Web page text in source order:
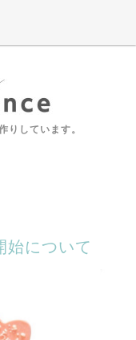
りしています。
始について